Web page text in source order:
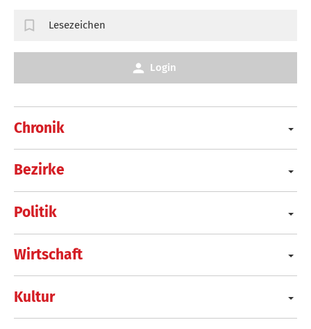
Chronik
Bezirke
Politik
Wirtschaft
Kultur
Lesezeichen
Login